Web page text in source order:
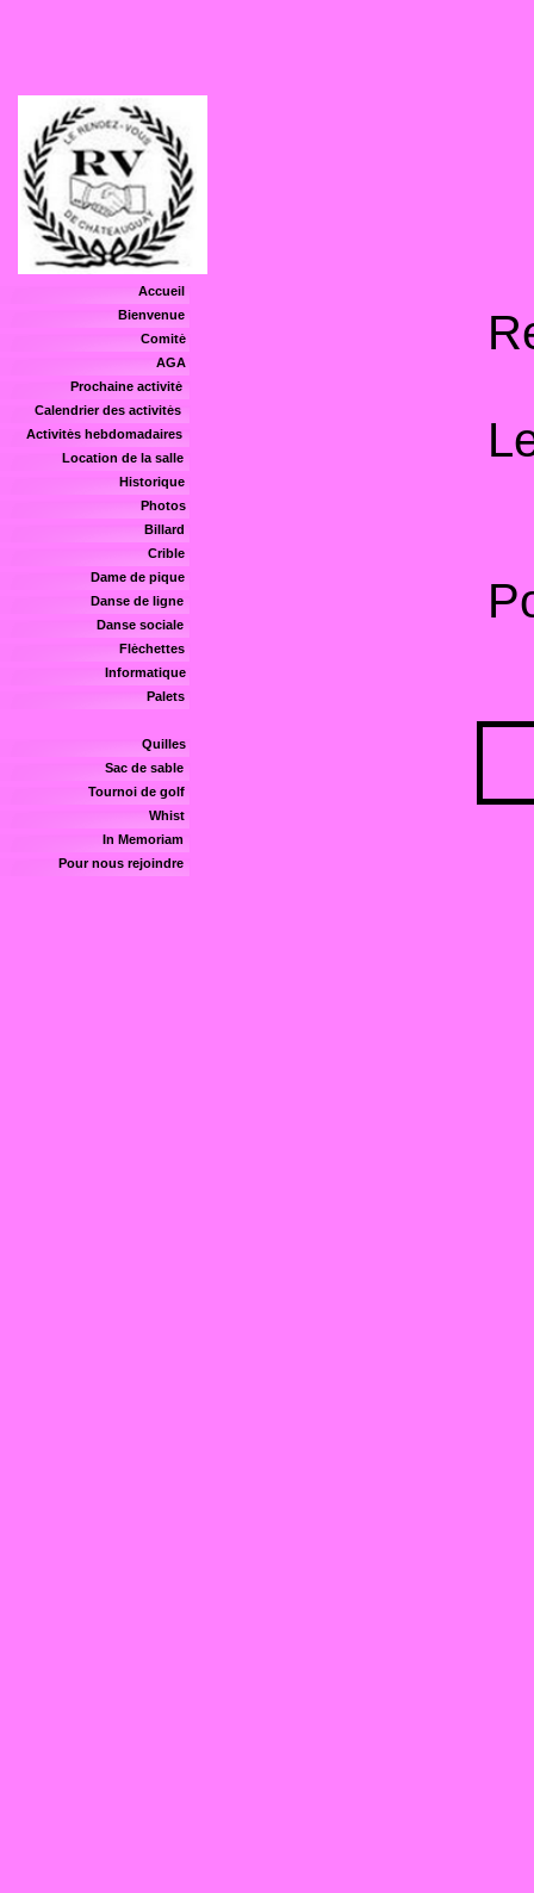
Accueil
Comité
Activités hebdomadaires
Calendrier des activités
Photos
Location de la salle
In Memoriam
Tournoi de golf
Historique
Quilles
Fléchettes
Pour nous rejoindre
Billard
Informatique
Danse de ligne
Danse sociale
Palets
Whist
Prochaine activité
Dame de pique
Bienvenue
Crible
AGA
Sac de sable